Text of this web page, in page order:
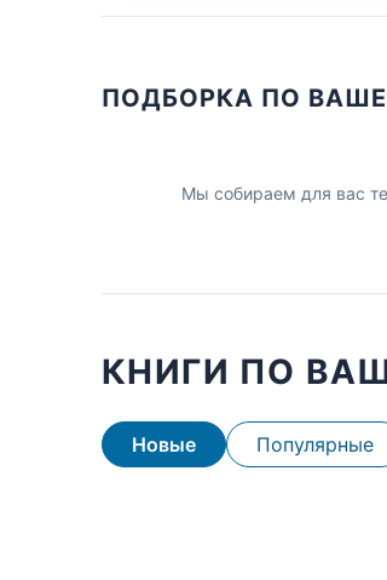
ПОДБОРКА ПО
Мы собираем для вас
КНИГИ ПО
Новые Популярные